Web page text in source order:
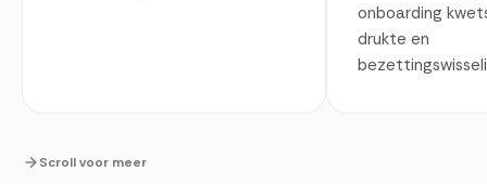
onboarding
drukte en
Scroll voor meer